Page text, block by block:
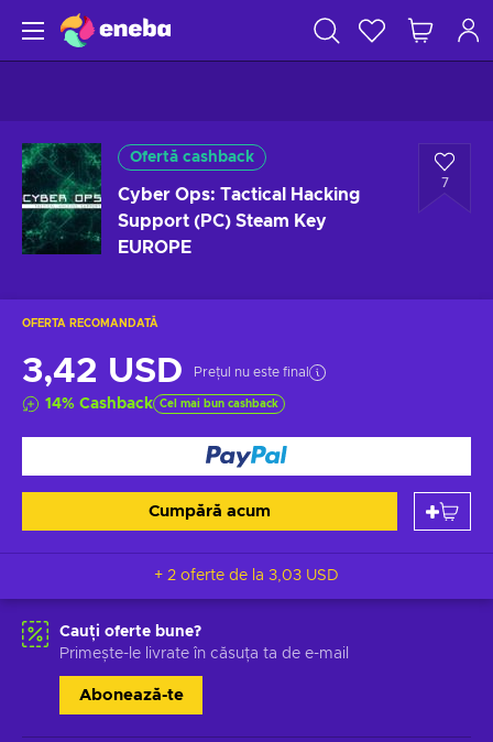
Ofertă cashback
Cyber Ops: Tactical Hacking
Support (PC) Steam Key
EUROPE
7
OFERTA RECOMANDATĂ
3,42 USD Prețul nu este final
14% Cashback Cel mai bun cashback
Cumpără acum
+ 2 oferte de la 3,03 USD
Cauți oferte bune?
Primește-le livrate în căsuța ta de e-mail
Abonează-te